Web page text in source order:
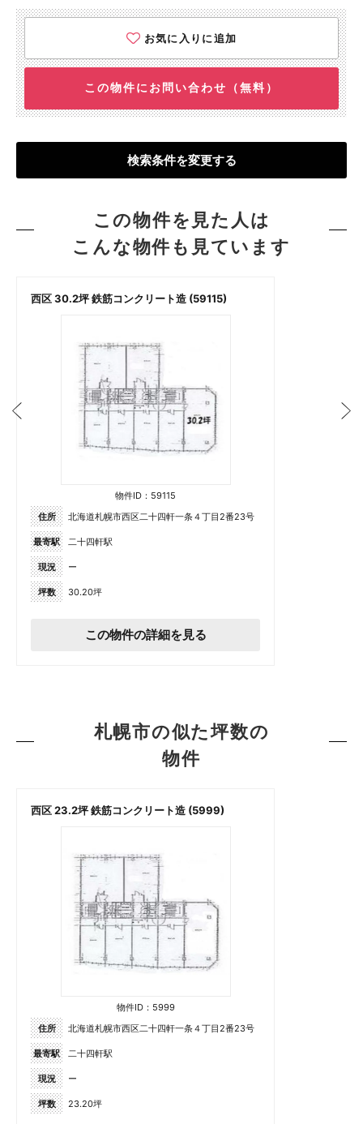
お気に入りに追加
この物件にお問い合わせ（無料）
検索条件を変更する
この物件を見た人は
こんな物件も見ています
西区 30.2坪 鉄筋コンクリート造 (59115)
物件ID：59115
住所
北海道札幌市西区二十四軒一条４丁目2番23号
最寄駅 二十四軒駅
現況 ー
坪数 30.20坪
この物件の詳細を見る
札幌市の似た坪数の
物件
西区 23.2坪 鉄筋コンクリート造 (5999)
物件ID：5999
住所
北海道札幌市西区二十四軒一条４丁目2番23号
最寄駅 二十四軒駅
現況 ー
坪数 23.20坪